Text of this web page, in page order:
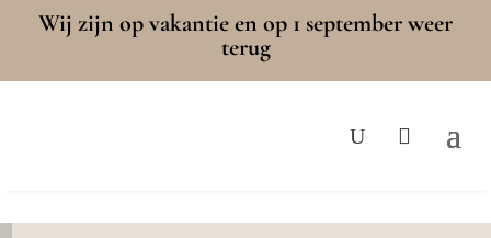
Wij zijn op vakantie en op 1 september weer
terug